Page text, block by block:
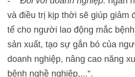
và điều trị kịp thời sẽ giúp giảm
tế cho người lao động mắc
sản xuất, tạo sự gắn bó của
doanh nghiệp, nâng cao năng
bệnh nghề nghiệp,...”.